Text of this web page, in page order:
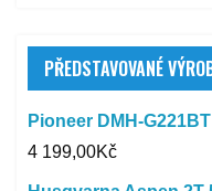
PŘEDSTAVOVANÉ
Pioneer DMH-G221BT
4 199,00Kč